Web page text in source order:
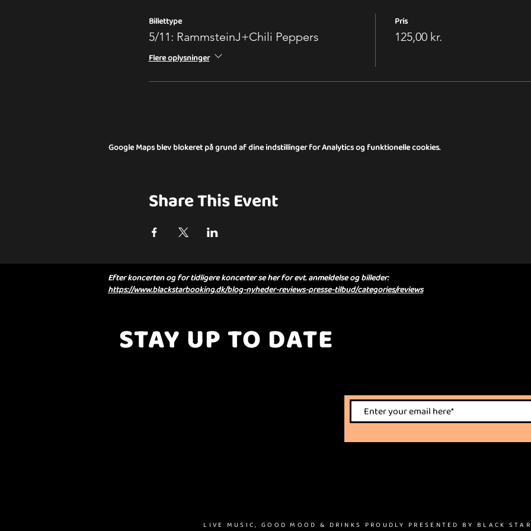
Billettype
5/11: RammsteinJ+Chili Peppers
Flere oplysninger
Pris
125,00 kr.
Google Maps blev blokeret på grund af dine indstillinger for Analytics og funktionelle cookies.
Share This Event
Efter koncerten og for tidligere koncerter se her for evt. anmeldelse og billeder:
https://www.blackstarbooking.dk/blog-nyheder-reviews-presse-tilbud/categories/reviews
STAY UP TO DATE
LIVE MUSIC, GOOD MOOD & DRINKS PROUDLY PRESENTED BY BLACK